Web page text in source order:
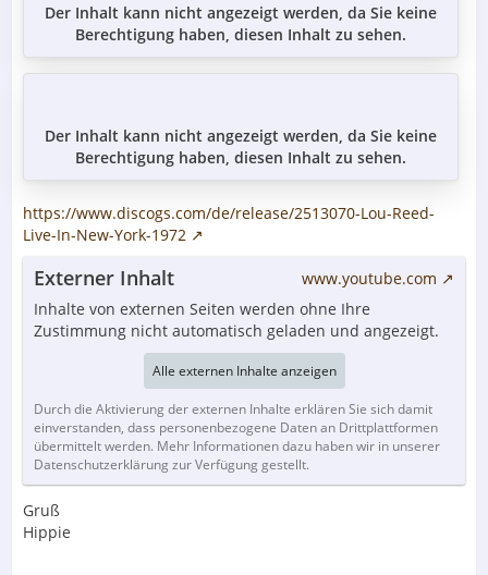
Der Inhalt kann nicht angezeigt werden, da Sie keine
Berechtigung haben, diesen Inhalt zu sehen.
Der Inhalt kann nicht angezeigt werden, da Sie keine
Berechtigung haben, diesen Inhalt zu sehen.
https://www.discogs.com/de/release/2513070-Lou-Reed-
Live-In-New-York-1972
Externer Inhalt
www.youtube.com
Inhalte von externen Seiten werden ohne Ihre
Zustimmung nicht automatisch geladen und angezeigt.
Alle externen Inhalte anzeigen
Durch die Aktivierung der externen Inhalte erklären Sie sich damit
einverstanden, dass personenbezogene Daten an Drittplattformen
übermittelt werden. Mehr Informationen dazu haben wir in unserer
Datenschutzerklärung zur Verfügung gestellt.
Gruß
Hippie